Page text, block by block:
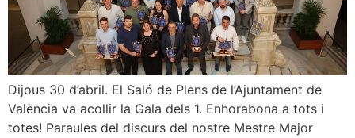
Dijous 30 d’abril. El Saló de Plens de l’Ajuntament de
València va acollir la Gala dels 1. Enhorabona a tots i
totes! Paraules del discurs del nostre Mestre Major